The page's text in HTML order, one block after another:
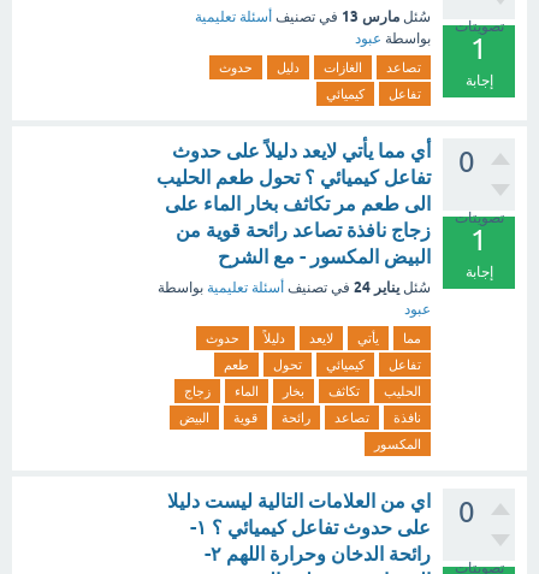
تصويتات
1
إجابة
سُئل مارس 13 في تصنيف أسئلة تعليمية
بواسطة عبود
تصاعد الغازات دليل
حدوث
تفاعل
كيميائي
0
تصويتات
1
إجابة
أي مما يأتي لايعد دليلاً على حدوث
تفاعل كيميائي ؟ تحول طعم الحليب
الى طعم مر تكاثف بخار الماء على
زجاج نافذة تصاعد رائحة قوية من
البيض المكسور - مع الشرح
سُئل يناير 24 في تصنيف أسئلة تعليمية بواسطة
عبود
مما يأتي لايعد دليلاً
حدوث
تفاعل
كيميائي تحول
طعم
الحليب
تكاثف بخار الماء
زجاج
نافذة
تصاعد رائحة قوية
البيض
المكسور
0
تصويتات
اي من العلامات التالية ليست دليلا
على حدوث تفاعل كيميائي ؟ ١-
رائحة الدخان وحرارة اللهم ٢-